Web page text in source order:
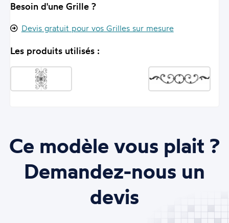
Besoin d'une Grille ?
Devis gratuit pour vos Grilles sur mesure
Les produits utilisés :
Ce modèle vous plait ?
Demandez-nous un
devis